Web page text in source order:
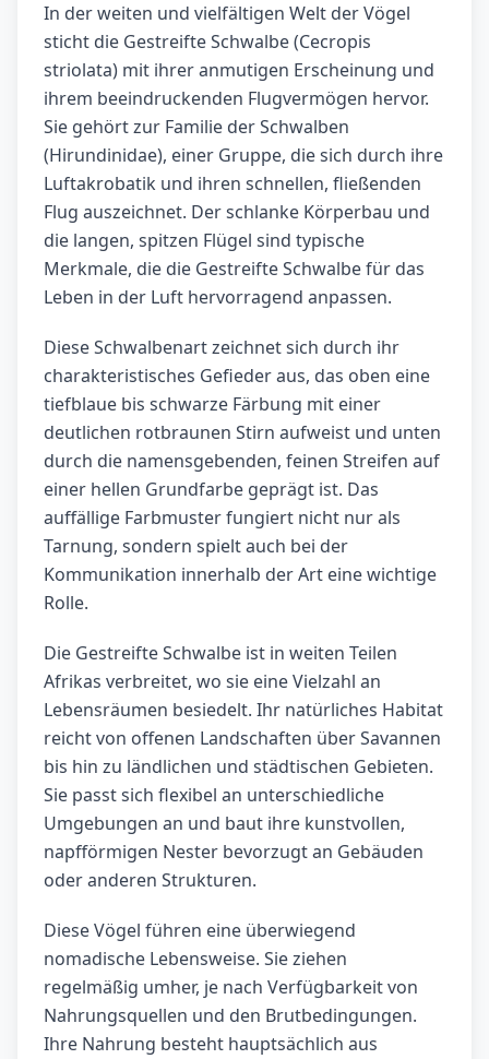
In der weiten und vielfältigen Welt der Vögel
sticht die Gestreifte Schwalbe (Cecropis
striolata) mit ihrer anmutigen Erscheinung und
ihrem beeindruckenden Flugvermögen hervor.
Sie gehört zur Familie der Schwalben
(Hirundinidae), einer Gruppe, die sich durch ihre
Luftakrobatik und ihren schnellen, fließenden
Flug auszeichnet. Der schlanke Körperbau und
die langen, spitzen Flügel sind typische
Merkmale, die die Gestreifte Schwalbe für das
Leben in der Luft hervorragend anpassen.
Diese Schwalbenart zeichnet sich durch ihr
charakteristisches Gefieder aus, das oben eine
tiefblaue bis schwarze Färbung mit einer
deutlichen rotbraunen Stirn aufweist und unten
durch die namensgebenden, feinen Streifen auf
einer hellen Grundfarbe geprägt ist. Das
auffällige Farbmuster fungiert nicht nur als
Tarnung, sondern spielt auch bei der
Kommunikation innerhalb der Art eine wichtige
Rolle.
Die Gestreifte Schwalbe ist in weiten Teilen
Afrikas verbreitet, wo sie eine Vielzahl an
Lebensräumen besiedelt. Ihr natürliches Habitat
reicht von offenen Landschaften über Savannen
bis hin zu ländlichen und städtischen Gebieten.
Sie passt sich flexibel an unterschiedliche
Umgebungen an und baut ihre kunstvollen,
napfförmigen Nester bevorzugt an Gebäuden
oder anderen Strukturen.
Diese Vögel führen eine überwiegend
nomadische Lebensweise. Sie ziehen
regelmäßig umher, je nach Verfügbarkeit von
Nahrungsquellen und den Brutbedingungen.
Ihre Nahrung besteht hauptsächlich aus